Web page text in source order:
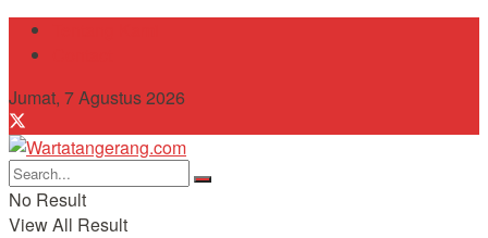
Jumat, 7 Agustus 2026
No Result
View All Result